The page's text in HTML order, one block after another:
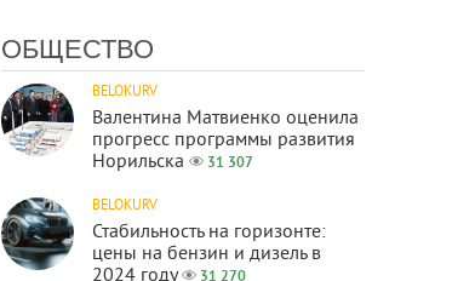
ОБЩЕСТВО
BELOKURV
Валентина Матвиенко оценила
прогресс программы развития
Норильска
31 307
BELOKURV
Стабильность на горизонте:
цены на бензин и дизель в
2024 году